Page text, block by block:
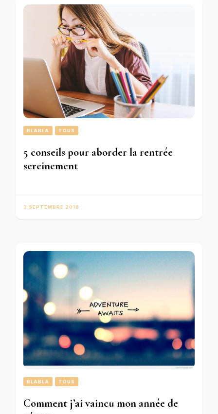
BLABLA TOUS
5 conseils pour aborder la rentrée
sereinement
3 SEPTEMBRE 2018
BLABLA TOUS
Comment j’ai vaincu mon année de